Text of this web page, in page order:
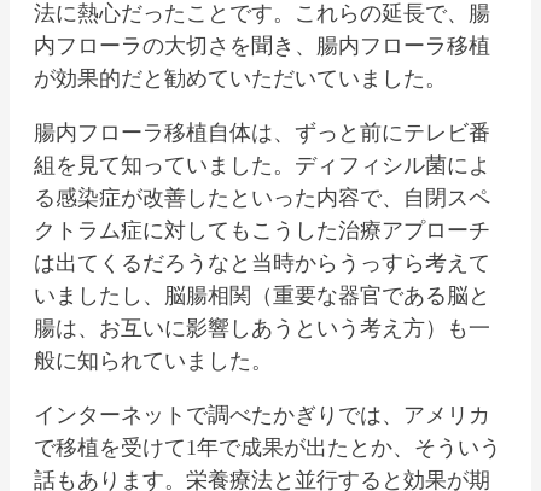
法に熱心だったことです。これらの延長で、腸
内フローラの大切さを聞き、腸内フローラ移植
が効果的だと勧めていただいていました。
腸内フローラ移植自体は、ずっと前にテレビ番
組を見て知っていました。ディフィシル菌によ
る感染症が改善したといった内容で、自閉スペ
クトラム症に対してもこうした治療アプローチ
は出てくるだろうなと当時からうっすら考えて
いましたし、脳腸相関（重要な器官である脳と
腸は、お互いに影響しあうという考え方）も一
般に知られていました。
インターネットで調べたかぎりでは、アメリカ
で移植を受けて1年で成果が出たとか、そういう
話もあります。栄養療法と並行すると効果が期